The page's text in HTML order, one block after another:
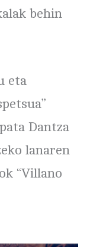
behin
eta
Dantza
lanaren
“Villano